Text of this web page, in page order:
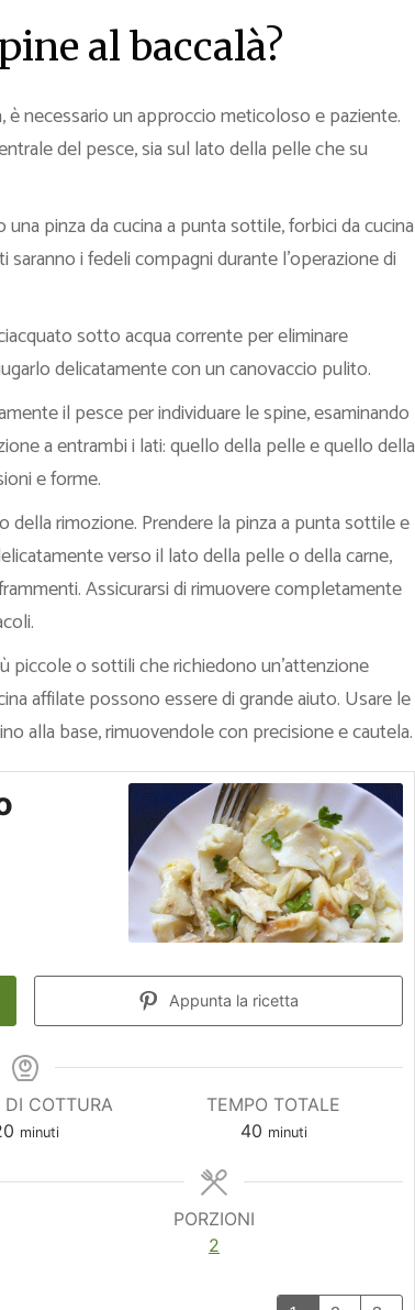
al baccalà?
necessario un approccio meticoloso e paziente.
del pesce, sia sul lato della pelle che su
pinza da cucina a punta sottile, forbici da cucina
i fedeli compagni durante l’operazione di
sotto acqua corrente per eliminare
delicatamente con un canovaccio pulito.
il pesce per individuare le spine, esaminando
a entrambi i lati: quello della pelle e quello della
e forme.
rimozione. Prendere la pinza a punta sottile e
verso il lato della pelle o della carne,
Assicurarsi di rimuovere completamente
piccole o sottili che richiedono un’attenzione
affilate possono essere di grande aiuto. Usare le
alla base, rimuovendole con precisione e cautela.
Appunta la ricetta
DI COTTURA
minuti
minuti
TEMPO TOTALE
40minuti
minuti
PORZIONI
2